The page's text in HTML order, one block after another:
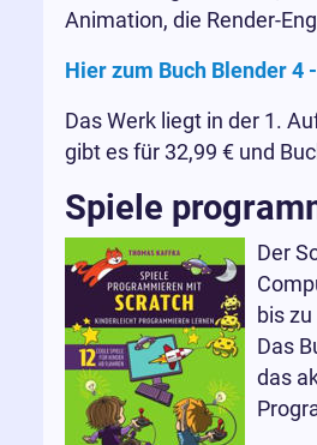
Animation, die Render-
Hier zum Buch Blender 4
Das Werk liegt in der 1.
gibt es für 32,99 € und
Spiele
Der
bis
Das
das